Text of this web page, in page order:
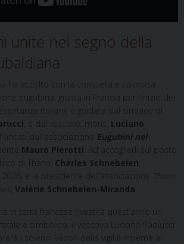
unite nel segno della
ha accolto con la consueta e calorosa
eugubina, giunta in Francia per l’inizio dei
italiana è guidata dal sindaco di
, e dal vescovo, mons. Luciano
dall’associazione
Eugubini nel
Mauro Pierotti . Ad accoglierli sul posto
di Thann, Charles Schnebelen
e la presidente dell’associazione
Valérie Schnebelen-Miranda
in terra francese rivestirà quest’anno un
e simbolico: il vescovo Luciano Paolucci
i solenni Vespri della vigilia insieme al